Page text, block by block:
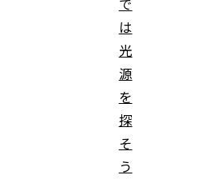
で
は
光
源
を
探
そ
う